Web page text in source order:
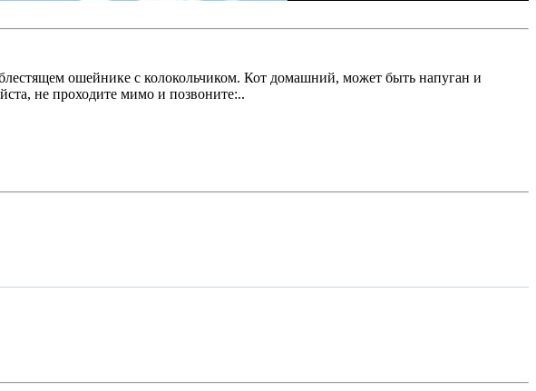
ошейнике с колокольчиком. Кот домашний, может быть напуган и
не проходите мимо и позвоните:..